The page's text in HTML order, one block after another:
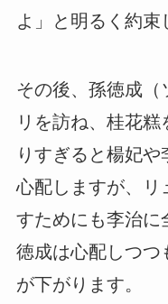
よ」と明るく約束
その後、孫徳成（
リを訪ね、桂花
りすぎると楊妃
心配しますが、リ
すためにも李治に
徳成は心配しつつ
が下がります。